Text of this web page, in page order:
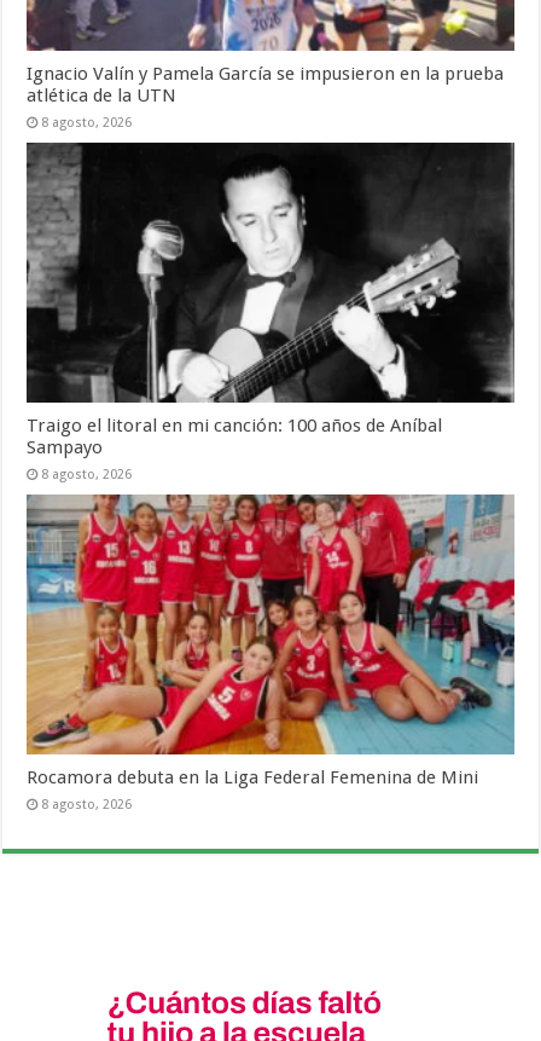
Ignacio Valín y Pamela García se impusieron en la prueba
atlética de la UTN
8 agosto, 2026
Traigo el litoral en mi canción: 100 años de Aníbal
Sampayo
8 agosto, 2026
Rocamora debuta en la Liga Federal Femenina de Mini
8 agosto, 2026